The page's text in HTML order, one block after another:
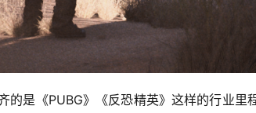
的是《PUBG》《反恐精英》这样的行业